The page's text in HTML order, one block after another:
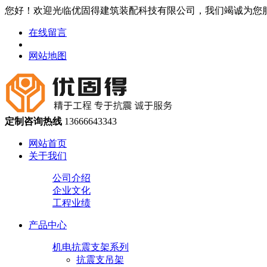
您好！欢迎光临优固得建筑装配科技有限公司，我们竭诚为您
在线留言
网站地图
定制咨询热线 13666643343
网站首页
关于我们
公司介绍
企业文化
工程业绩
产品中心
机电抗震支架系列
抗震支吊架